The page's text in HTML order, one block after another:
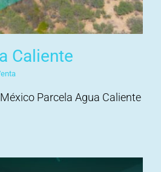
Caliente
Parcela Agua Caliente